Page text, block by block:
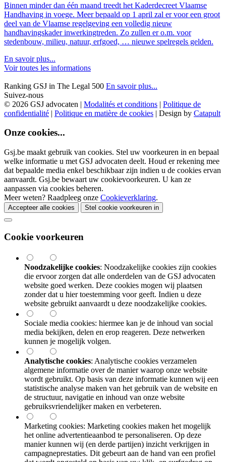
Binnen minder dan één maand treedt het Kaderdecreet Vlaamse
Handhaving in voege. Meer bepaald op 1 april zal er voor een groot
deel van de Vlaamse regelgeving een volledig nieuw
handhavingskader inwerkingtreden. Zo zullen er o.m. voor
stedenbouw, milieu, natuur, erfgoed, … nieuwe spelregels gelden.
En savoir plus...
Voir toutes les informations
Ranking GSJ in The Legal 500 En savoir plus...
Suivez-nous
© 2026 GSJ advocaten | Modalités et conditions | Politique de
confidentialité | Politique en matière de cookies | Design by Catapult
Onze cookies...
Gsj.be maakt gebruik van cookies. Stel uw voorkeuren in en bepaal
welke informatie u met GSJ advocaten deelt. Houd er rekening mee
dat bepaalde media enkel beschikbaar zijn indien u de cookies ervan
aanvaardt. Gsj.be bewaart uw cookievoorkeuren. U kan ze
aanpassen via cookies beheren.
Meer weten? Raadpleeg onze Cookieverklaring.
Accepteer alle cookies Stel cookie voorkeuren in
Cookie voorkeuren
Noodzakelijke cookies: Noodzakelijke cookies zijn cookies
die ervoor zorgen dat alle onderdelen van de GSJ advocaten
website goed werken. Deze cookies mogen wij plaatsen
zonder dat u hier toestemming voor geeft. Indien u deze
website gebruikt aanvaardt u deze noodzakelijke cookies.
Sociale media cookies: hiermee kan je de inhoud van social
media bekijken, delen en erop reageren. Deze netwerken
kunnen je mogelijk volgen.
Analytische cookies: Analytische cookies verzamelen
algemene informatie over de manier waarop onze website
wordt gebruikt. Op basis van deze informatie kunnen wij een
statistische analyse maken van het gebruik van de website en
de structuur, navigatie en inhoud van onze website
gebruiksvriendelijker maken en verbeteren.
Marketing cookies: Marketing cookies maken het mogelijk
het online advertentieaanbod te personaliseren. Op deze
manier kunnen wij (en derde partijen) inzicht verkrijgen in
campagneprestaties. Dit gebeurt aan de hand van een profiel